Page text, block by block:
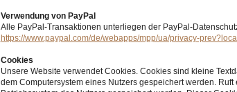
Verwendung von PayPal
Alle PayPal-Transaktionen unterliegen der PayPal-
https://www.paypal.com/de/webapps/mpp/ua/privacy-
Cookies
Unsere Website verwendet Cookies. Cookies sind kleine
dem Computersystem eines Nutzers gespeichert werden.